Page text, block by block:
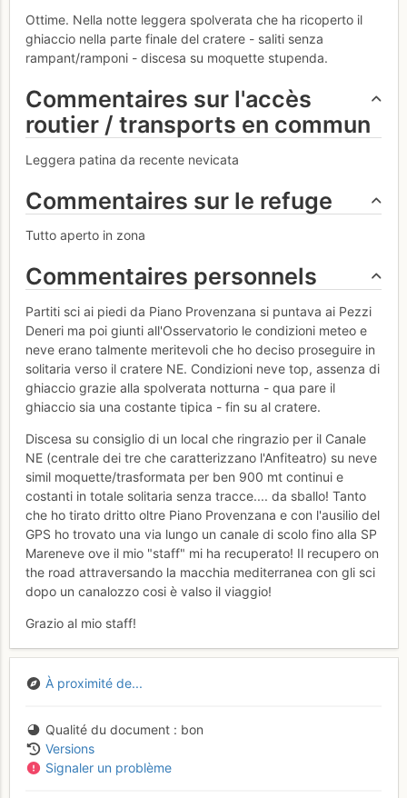
Ottime. Nella notte leggera spolverata che ha ricoperto il
ghiaccio nella parte finale del cratere - saliti senza
rampant/ramponi - discesa su moquette stupenda.
Commentaires sur l'accès
routier / transports en commun
Leggera patina da recente nevicata
Commentaires sur le refuge
Tutto aperto in zona
Commentaires personnels
Partiti sci ai piedi da Piano Provenzana si puntava ai Pezzi
Deneri ma poi giunti all'Osservatorio le condizioni meteo e
neve erano talmente meritevoli che ho deciso proseguire in
solitaria verso il cratere NE. Condizioni neve top, assenza di
ghiaccio grazie alla spolverata notturna - qua pare il
ghiaccio sia una costante tipica - fin su al cratere.
Discesa su consiglio di un local che ringrazio per il Canale
NE (centrale dei tre che caratterizzano l'Anfiteatro) su neve
simil moquette/trasformata per ben 900 mt continui e
costanti in totale solitaria senza tracce.... da sballo! Tanto
che ho tirato dritto oltre Piano Provenzana e con l'ausilio del
GPS ho trovato una via lungo un canale di scolo fino alla SP
Mareneve ove il mio "staff" mi ha recuperato! Il recupero on
the road attraversando la macchia mediterranea con gli sci
dopo un canalozzo cosi è valso il viaggio!
Grazio al mio staff!
À proximité de...
Qualité du document
bon
Versions
Signaler un problème